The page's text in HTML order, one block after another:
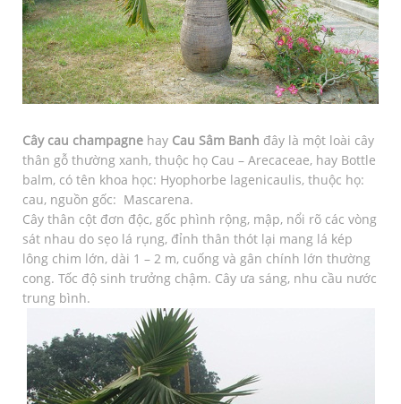
Cây cau champagne hay Cau Sâm Banh đây là một loài cây
thân gỗ thường xanh, thuộc họ Cau – Arecaceae, hay Bottle
balm, có tên khoa học: Hyophorbe lagenicaulis, thuộc họ:
cau, nguồn gốc: Mascarena.
Cây thân cột đơn độc, gốc phình rộng, mập, nổi rõ các vòng
sát nhau do sẹo lá rụng, đỉnh thân thót lại mang lá kép
lông chim lớn, dài 1 – 2 m, cuống và gân chính lớn thường
cong. Tốc độ sinh trưởng chậm. Cây ưa sáng, nhu cầu nước
trung bình.